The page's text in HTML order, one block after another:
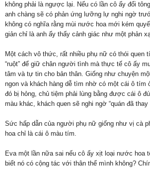
không phải là ngược lại. Nếu có lần cô ấy đổi
anh chàng sẽ có phản ứng lưỡng lự nghi ngờ
không có nghĩa rằng mùi nước hoa mới kém
giản chỉ là anh ấy thấy cảnh giác như một phản
Một cách vô thức, rất nhiều phụ nữ có thói quen
“ruột” để giữ chân người tình mà thực tế cô ấy
tâm và tự tin cho bản thân. Giống như chuyện
ngon và khách hàng dễ tìm nhờ có một cái ô tím
đó bị hỏng, chủ tiệm phải lùng bằng được cái ô
màu khác, khách quen sẽ nghi ngờ “quán đã thay
Sức hấp dẫn của người phụ nữ giống như vị cà
hoa chỉ là cái ô màu tím.
Eva một lần nữa sai nếu cô ấy xịt loại nước hoa
biết nó có cộng tác với thân thể mình không?